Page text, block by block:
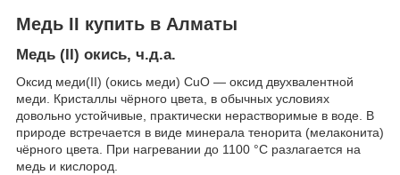
Медь II купить в Алматы
Медь (II) окись, ч.д.а.
Оксид меди(II) (окись меди) CuO — оксид двухвалентной
меди. Кристаллы чёрного цвета, в обычных условиях
довольно устойчивые, практически нерастворимые в воде. В
природе встречается в виде минерала тенорита (мелаконита)
чёрного цвета. При нагревании до 1100 °C разлагается на
медь и кислород.